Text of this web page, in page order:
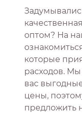
оптом? На
которые
расходов.
вас
цены,
предложить